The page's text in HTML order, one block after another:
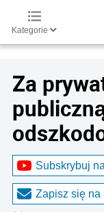
Kategorie
Za
Subskrybuj
Zapisz się na